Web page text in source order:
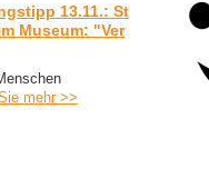
13.11.: St
Museum: "Ver
mehr >>